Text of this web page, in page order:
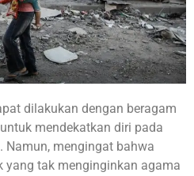
dilakukan dengan beragam
mendekatkan diri pada
Namun, mengingat bahwa
yang tak menginginkan agama